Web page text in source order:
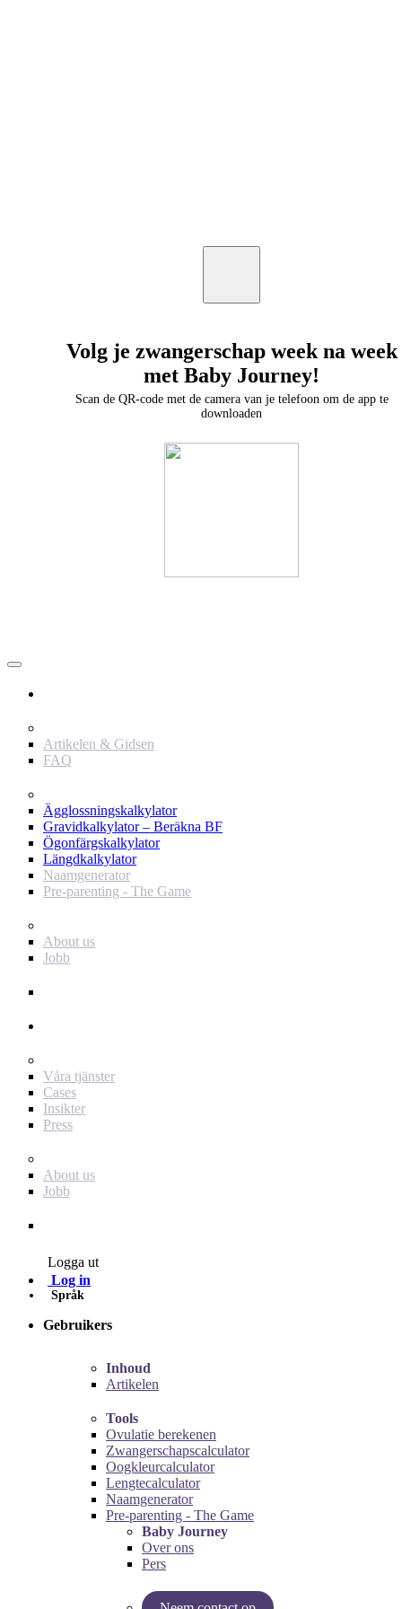
Volg je zwangerschap week na week
met Baby Journey!
Scan de QR-code met de camera van je telefoon om de app te
downloaden
Artikelen & Gidsen
FAQ
Ägglossningskalkylator
Gravidkalkylator – Beräkna BF
Ögonfärgskalkylator
Längdkalkylator
Naamgenerator
Pre-parenting - The Game
About us
Jobb
Våra tjänster
Cases
Insikter
Press
About us
Jobb
Logga ut
Log in
Språk
Gebruikers
Inhoud
Artikelen
Tools
Ovulatie berekenen
Zwangerschapscalculator
Oogkleurcalculator
Lengtecalculator
Naamgenerator
Pre-parenting - The Game
Baby Journey
Over ons
Pers